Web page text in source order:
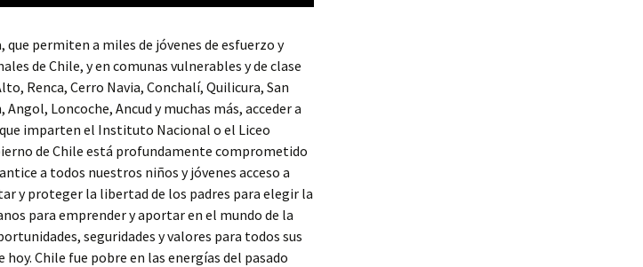
que permiten a miles de jóvenes de esfuerzo y
de Chile, y en comunas vulnerables y de clase
Renca, Cerro Navia, Conchalí, Quilicura, San
Loncoche, Ancud y muchas más, acceder a
imparten el Instituto Nacional o el Liceo
de Chile está profundamente comprometido
a todos nuestros niños y jóvenes acceso a
y proteger la libertad de los padres para elegir la
para emprender y aportar en el mundo de la
seguridades y valores para todos sus
Chile fue pobre en las energías del pasado